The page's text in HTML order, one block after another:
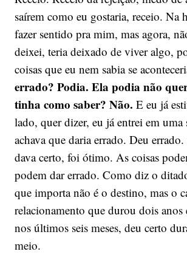
saírem como eu gostaria, receio. Na
fazer sentido pra mim, mas agora,
deixei, teria deixado de viver algo,
coisas que eu nem sabia se
errado? Podia. Ela podia não
tinha como saber? Não. E eu já
lado, quer dizer, eu já entrei em uma
achava que daria errado. Deu
dava certo, foi ótimo. As coisas
podem dar errado. Como diz o
que importa não é o destino, mas o
relacionamento que durou dois anos
nos últimos seis meses, deu certo
meio.